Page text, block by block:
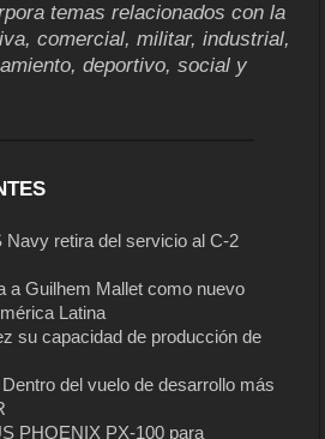
temas relacionados con la
comercial, militar, industrial,
deportivo, social y
Navy retira del servicio al C-2
a Guilhem Mallet como nuevo
Latina
su capacidad de producción de
del vuelo de desarrollo más
PHOENIX PX-100 para